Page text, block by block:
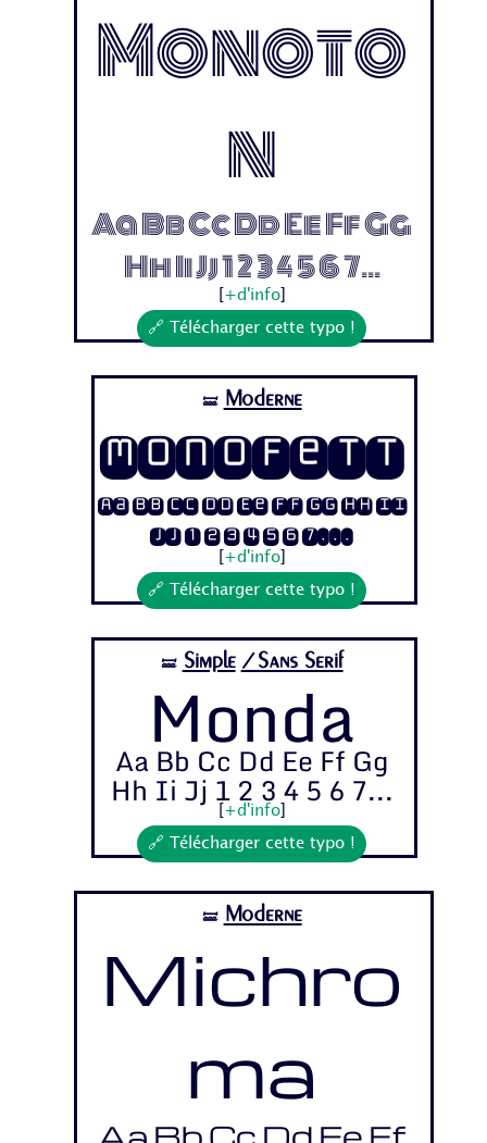
Monoto
n
Aa Bb Cc Dd Ee Ff Gg
Hh Ii Jj 1 2 3 4 5 6 7...
+d'info]
🔗 Télécharger cette typo !
🝛 Moderne
Monofett
Aa Bb Cc Dd Ee Ff Gg Hh Ii
Jj 1 2 3 4 5 6 7...
+d'info]
🔗 Télécharger cette typo !
🝛 Simple /Sans Serif
Monda
Aa Bb Cc Dd Ee Ff Gg
Hh Ii Jj 1 2 3 4 5 6 7...
+d'info]
🔗 Télécharger cette typo !
🝛 Moderne
Michro
ma